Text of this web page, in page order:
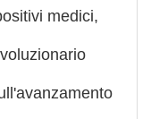
medici,